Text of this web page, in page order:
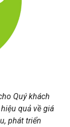
Quý khách
quả về giá
phát triển